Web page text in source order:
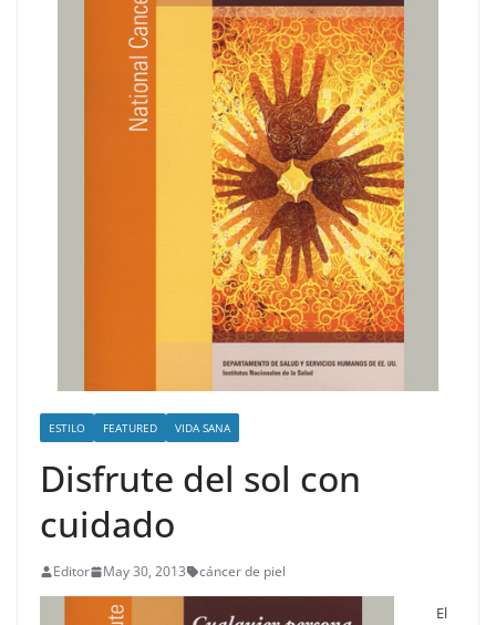
ESTILO FEATURED VIDA SANA
Disfrute del sol con
cuidado
Editor May 30, 2013 cáncer de piel
El